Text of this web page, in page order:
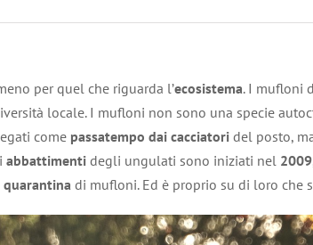
per quel che riguarda l’ecosistema. I mufloni
locale. I mufloni non sono una specie
come passatempo dai cacciatori del posto,
abbattimenti degli ungulati sono iniziati nel 2009
quarantina di mufloni. Ed è proprio su di loro che